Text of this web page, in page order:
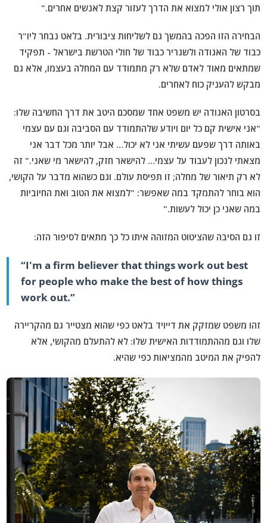
תוך רצון אולי למצוא את הדרך לעזור קצת לאנשים אחרים."
הבחירה הזו הפכה בהמשך גם לשליחות ציבורית. בלאט נבחר ליו"ר
כבוד של האגודה ולשגריר כבוד של חולי הטרשת בישראל - תפקיד
שמתאים מאוד לאדם שלא רק מתמודד עם המחלה בעצמו, אלא גם
מבקש להעניק כוח לאחרים.
בסרטון האגודה יש משפט אחד שמסכם היטב את דרך החשיבה שלו:
"אני אישית קם כל יום ויודע שלהתמודד עם הסביבה וגם עם עצמי
באותה דרך שפעם עשיתי אני לא יכול… אבל יותר מכל דבר אני
מצאתי לנכון לעבוד על עצמי… להישאר חזק, להישאר מי שאני." זה
לא רק תיאור של מחלה; זו תפיסת עולם. וגם כשהוא מדבר על הקושי,
הוא בוחר להתמקד במה שאפשר: "למצוא את הטוב ואת החיוביות
במה שאני כן יכול לעשות."
זו גם הסיבה שהציטוט המזוהה איתו כל כך מתאים לסיפור הזה:
“I'm a firm believer that things work out best
for people who make the best of how things
work out.”
זהו משפט שמזקק את דייויד בלאט כפי שהוא מצטייר גם מהקריירה
שלו וגם מההתמודדות האישית שלו: לא להתעלם מהקושי, אלא
להפיק את המיטב מהמציאות כפי שהיא.